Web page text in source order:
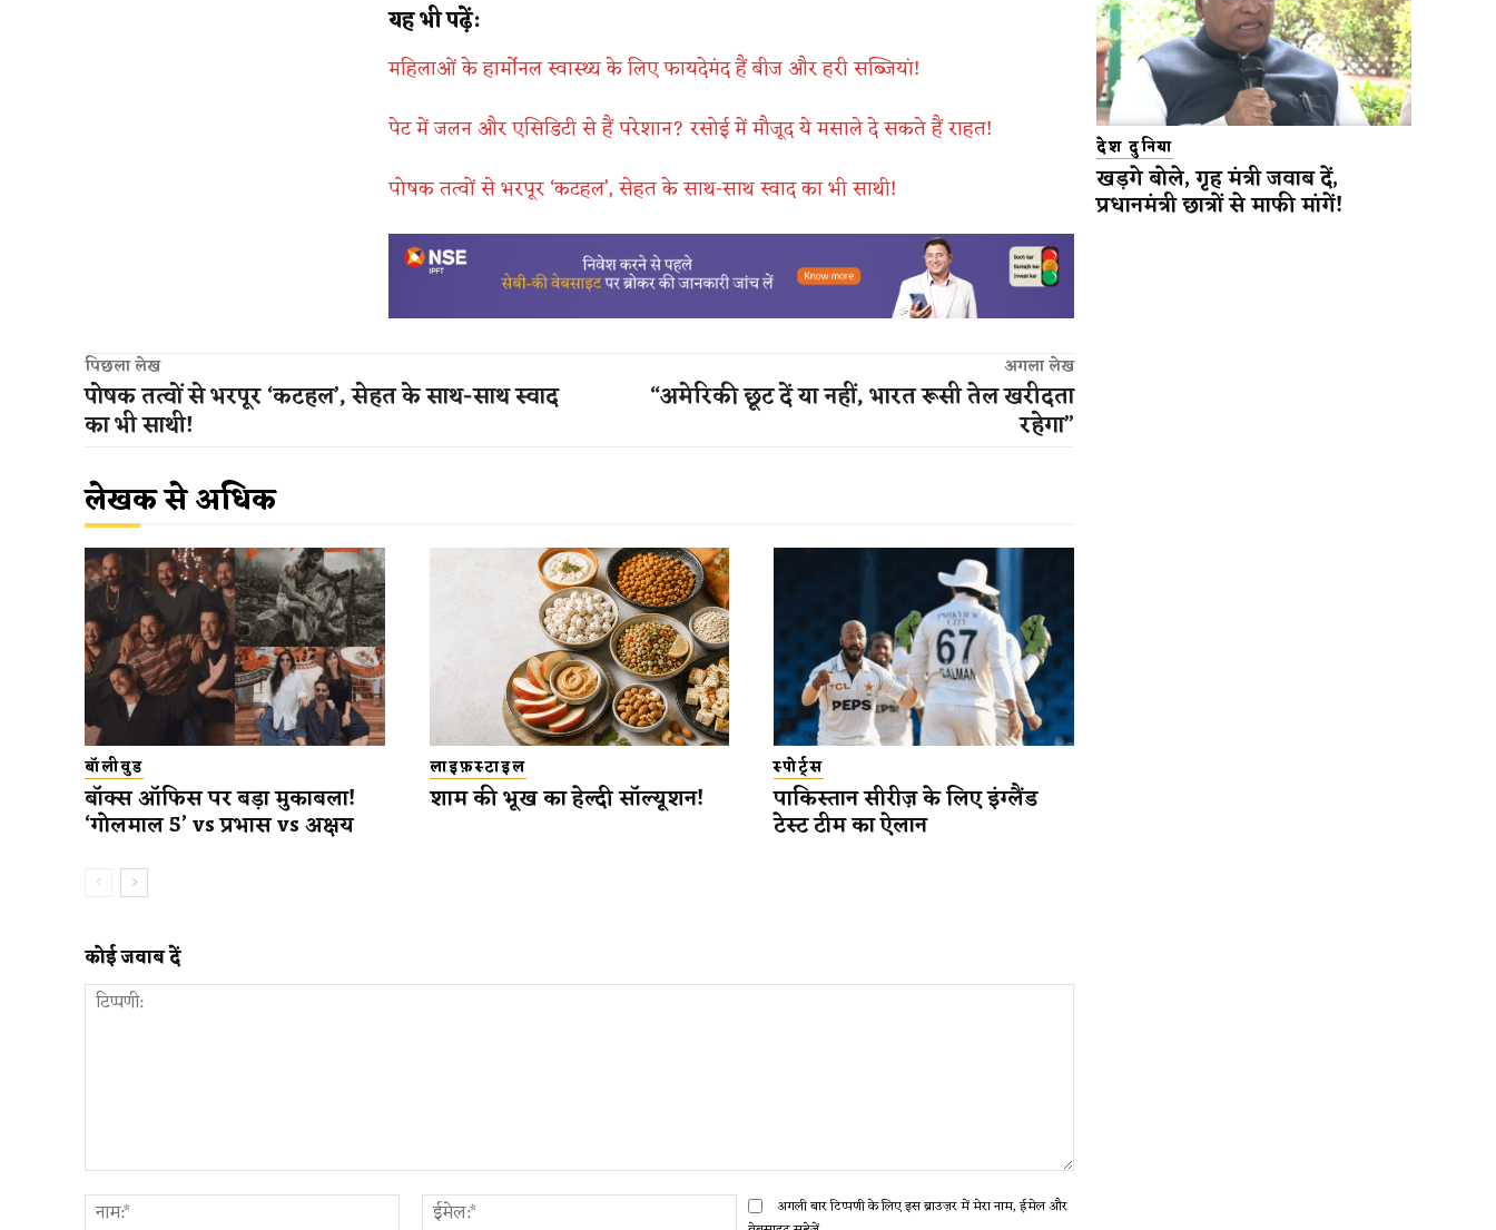
यह भी पढ़ें:
महिलाओं के हार्मोनल स्वास्थ्य के लिए फायदेमंद हैं बीज और हरी सब्जियां!
पेट में जलन और एसिडिटी से हैं परेशान? रसोई में मौजूद ये मसाले दे सकते हैं राहत​!
​पोषक तत्वों से भरपूर ‘कटहल’, सेहत के साथ-साथ स्वाद का भी साथी​!
पिछला लेख
​पोषक तत्वों से भरपूर ‘कटहल’, सेहत के साथ-साथ स्वाद
का भी साथी​!
अगला लेख
“अमेरिकी छूट दें या नहीं, भारत रूसी तेल खरीदता
रहेगा”
लेखक से अधिक
बॉलीवुड
बॉक्स ऑफिस पर बड़ा मुकाबला!
‘गोलमाल 5’ vs प्रभास vs अक्षय
लाइफ़स्टाइल
शाम की भूख का हेल्दी सॉल्यूशन!
स्पोर्ट्स
पाकिस्तान सीरीज़ के लिए इंग्लैंड
टेस्ट टीम का ऐलान
कोई जवाब दें
नाम:*
ईमेल:*अगली बार टिप्पणी के लिए इस ब्राउज़र में मेरा नाम, ईमेल और
देश दुनिया
खड़गे बोले, गृह मंत्री जवाब दें,
प्रधानमंत्री छात्रों से माफी मांगें!